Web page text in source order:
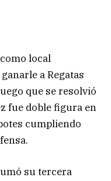
local
a Regatas
que se resolvió
fue doble figura en
cumpliendo
su tercera